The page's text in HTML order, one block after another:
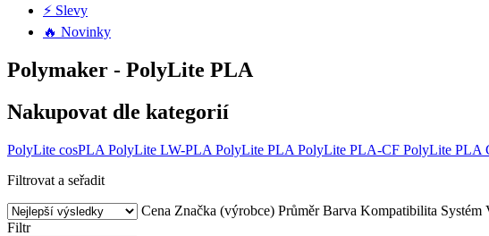
⚡ Slevy
🔥 Novinky
Polymaker - PolyLite PLA
Nakupovat dle kategorií
PolyLite cosPLA PolyLite LW-PLA PolyLite PLA PolyLite PLA-CF PolyLite PLA
Filtrovat a seřadit
Cena Značka (výrobce) Průměr Barva Kompatibilita Systém
Filtr